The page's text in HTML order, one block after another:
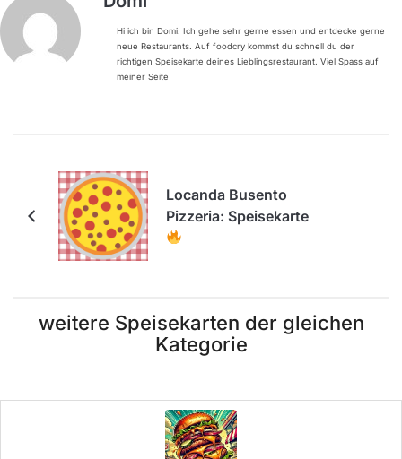
Hi ich bin Domi. Ich gehe sehr gerne essen und entdecke gerne
neue Restaurants. Auf foodcry kommst du schnell du der
richtigen Speisekarte deines Lieblingsrestaurant. Viel Spass auf
meiner Seite
Locanda Busento
Pizzeria: Speisekarte
weitere Speisekarten der gleichen
Kategorie